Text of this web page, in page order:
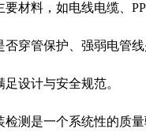
材料，如电线电缆、
穿管保护、强弱电管
设计与安全规范。
是一个系统性的质量